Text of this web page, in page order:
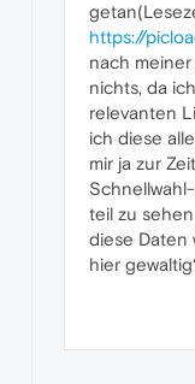
https://
nach
nichts, da
relevanten
ich diese
mir ja zur
teil zu
diese Daten
hier